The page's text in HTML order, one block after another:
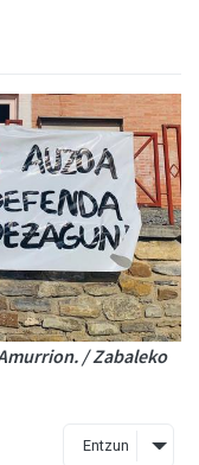
/ Zabaleko
Entzun